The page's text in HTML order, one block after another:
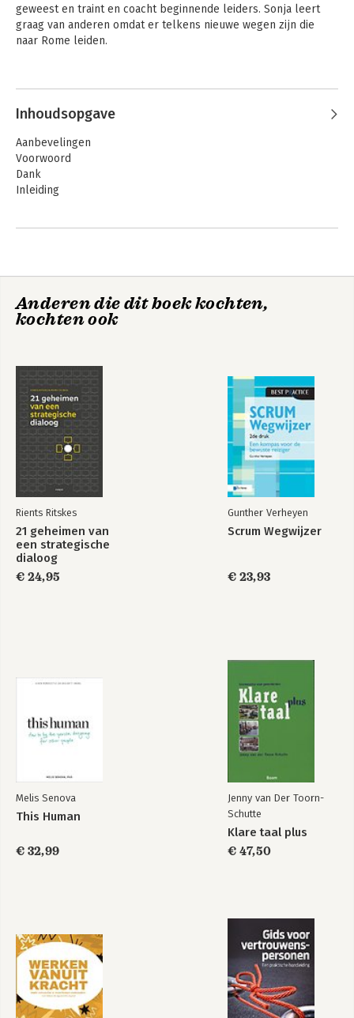
geweest en traint en coacht beginnende leiders. Sonja leert
graag van anderen omdat er telkens nieuwe wegen zijn die
naar Rome leiden.
Inhoudsopgave
Aanbevelingen
Voorwoord
Dank
Inleiding
Stap 4: Waar staat jouw team en war staan jouw teamleden?
Stap 5: Hoe kom je van organisatiedoelen naar teamresultaten?
Bonus
Over de auteur
Literatuurlijst
Anderen die dit boek kochten,
kochten ook
Rients Ritskes
21 geheimen van
een strategische
dialoog
€ 24,95
Gunther Verheyen
Scrum Wegwijzer
€ 23,93
Melis Senova
This Human
€ 32,99
Jenny van Der Toorn-
Schutte
Klare taal plus
€ 47,50